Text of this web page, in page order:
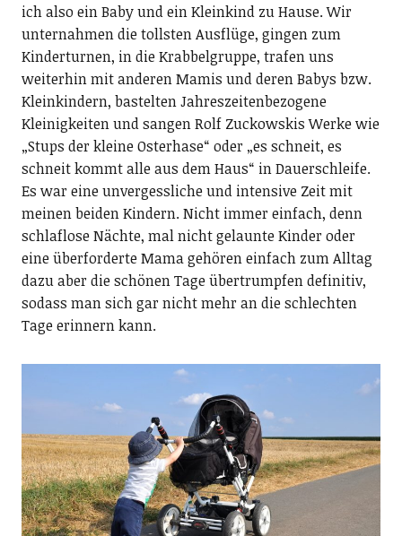
ich also ein Baby und ein Kleinkind zu Hause. Wir
unternahmen die tollsten Ausflüge, gingen zum
Kinderturnen, in die Krabbelgruppe, trafen uns
weiterhin mit anderen Mamis und deren Babys bzw.
Kleinkindern, bastelten Jahreszeitenbezogene
Kleinigkeiten und sangen Rolf Zuckowskis Werke wie
„Stups der kleine Osterhase“ oder „es schneit, es
schneit kommt alle aus dem Haus“ in Dauerschleife.
Es war eine unvergessliche und intensive Zeit mit
meinen beiden Kindern. Nicht immer einfach, denn
schlaflose Nächte, mal nicht gelaunte Kinder oder
eine überforderte Mama gehören einfach zum Alltag
dazu aber die schönen Tage übertrumpfen definitiv,
sodass man sich gar nicht mehr an die schlechten
Tage erinnern kann.